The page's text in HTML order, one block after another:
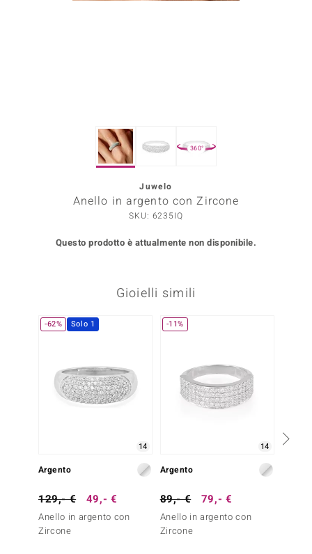
360°
Juwelo
Anello in argento con Zircone
SKU: 6235IQ
Questo prodotto è attualmente non disponibile.
Gioielli simili
-62% Solo 1
14
Argento
129,- € 49,- €
Anello in argento con
Zircone
-11%
14
Argento
89,- € 79,- €
Anello in argento con
Zircone